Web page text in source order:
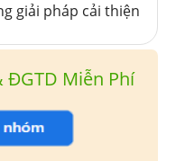
giải pháp cải thiện
ĐGTD Miễn Phí